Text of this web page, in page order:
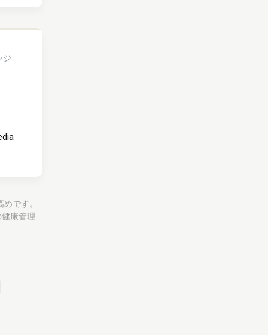
ジ
です。
康管理